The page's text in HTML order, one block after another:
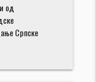
од
Српске